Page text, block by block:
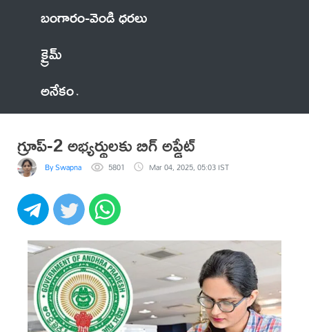
బంగారం-వెండి ధరలు
క్రైమ్
అనేకం
గ్రూప్-2 అభ్యర్థులకు బిగ్ అప్డేట్
By Swapna 5801 Mar 04, 2025, 05:03 IST